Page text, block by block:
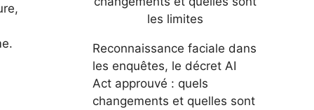
Reconnaissance faciale dans
les enquêtes, le décret AI
Act approuvé : quels
changements et quelles sont